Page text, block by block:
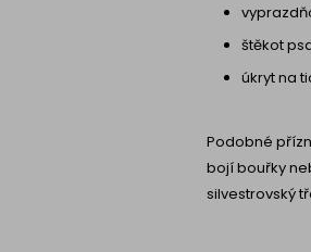
štěkot
úkryt na
Podobné
bojí bouřky
silvestrovský